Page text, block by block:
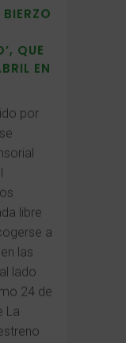
QUE
EN
por
libre
a
las
lado
24 de
La